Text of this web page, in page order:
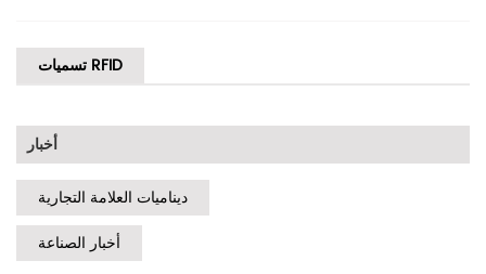
تسميات RFID
أخبار
ديناميات العلامة التجارية
أخبار الصناعة